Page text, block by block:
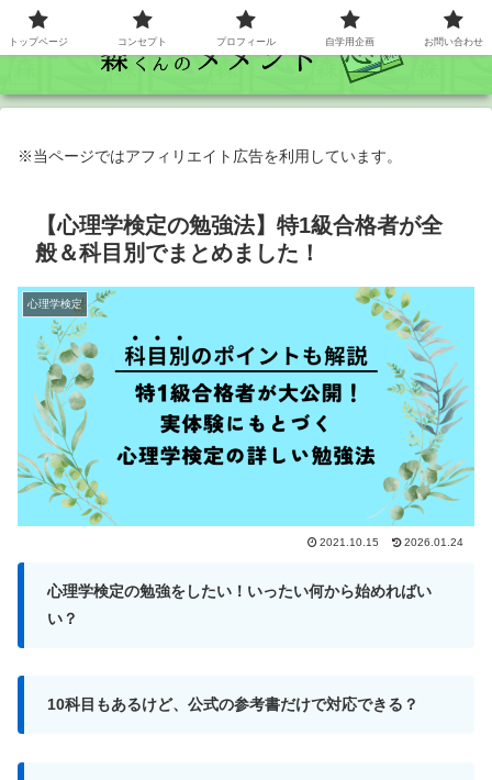
※当ページではアフィリエイト広告を利用しています。
【心理学検定の勉強法】特1級合格者が全
般＆科目別でまとめました！
心理学検定
2021.10.15 2026.01.24
心理学検定の勉強をしたい！いったい何から始めればい
い？
10科目もあるけど、公式の参考書だけで対応できる？
トップベージ コンセプト プロフィール 自学用企画 お問い合わせ